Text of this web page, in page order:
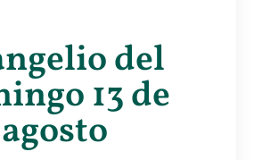
del
13 de
agosto